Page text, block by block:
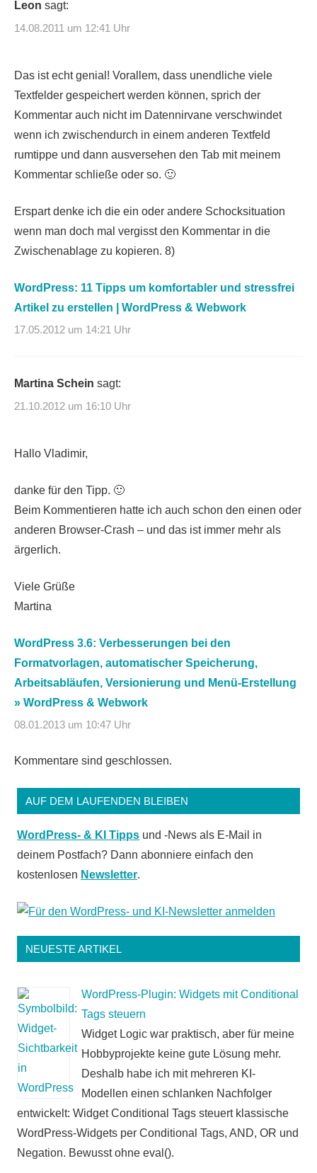
Leon sagt:
14.08.2011 um 12:41 Uhr
Das ist echt genial! Vorallem, dass unendliche viele
Textfelder gespeichert werden können, sprich der
Kommentar auch nicht im Datennirvane verschwindet
wenn ich zwischendurch in einem anderen Textfeld
rumtippe und dann ausversehen den Tab mit meinem
Kommentar schließe oder so. 🙂
Erspart denke ich die ein oder andere Schocksituation
wenn man doch mal vergisst den Kommentar in die
Zwischenablage zu kopieren. 8)
WordPress: 11 Tipps um komfortabler und stressfrei
Artikel zu erstellen | WordPress & Webwork
17.05.2012 um 14:21 Uhr
Martina Schein sagt:
21.10.2012 um 16:10 Uhr
Hallo Vladimir,
danke für den Tipp. 🙂
Beim Kommentieren hatte ich auch schon den einen oder
anderen Browser-Crash – und das ist immer mehr als
ärgerlich.
Viele Grüße
Martina
WordPress 3.6: Verbesserungen bei den
Formatvorlagen, automatischer Speicherung,
Arbeitsabläufen, Versionierung und Menü-Erstellung
» WordPress & Webwork
08.01.2013 um 10:47 Uhr
Kommentare sind geschlossen.
AUF DEM LAUFENDEN BLEIBEN
WordPress- & KI Tipps und -News als E-Mail in
deinem Postfach? Dann abonniere einfach den
kostenlosen Newsletter.
NEUESTE ARTIKEL
WordPress-Plugin: Widgets mit Conditional
Tags steuern
Widget Logic war praktisch, aber für meine
Hobbyprojekte keine gute Lösung mehr.
Deshalb habe ich mit mehreren KI-
Modellen einen schlanken Nachfolger
entwickelt: Widget Conditional Tags steuert klassische
WordPress-Widgets per Conditional Tags, AND, OR und
Negation. Bewusst ohne eval().